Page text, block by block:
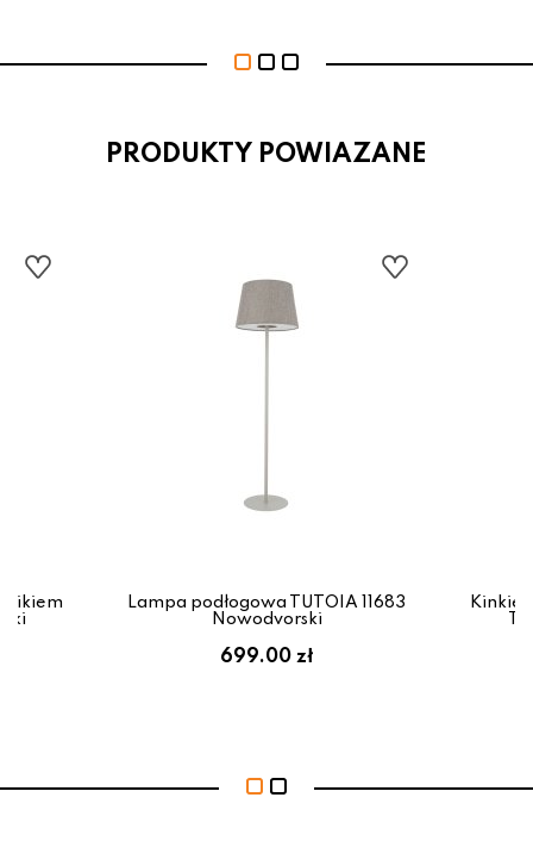
PRODUKTY POWIAZANE
Lampa podłogowa TUTOIA 11683
Nowodvorski
699.00 zł
Kinkiet